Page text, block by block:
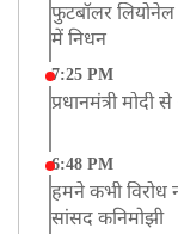
फुटबॉलर लियोनेल
में निधन
7:25 PM
प्रधानमंत्री मोदी
6:48 PM
हमने कभी विरोध
सांसद कनिमोझी